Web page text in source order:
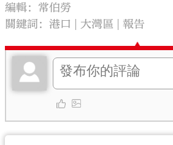
編輯：常伯勞
關鍵詞：港口 大灣區 報告